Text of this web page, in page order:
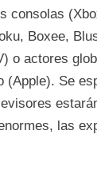
consolas
Boxee,
o actores
(Apple). Se
las